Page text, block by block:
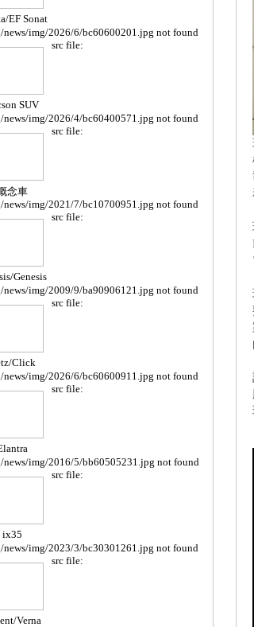
EF Sonat
a
news/img/2026/6/bc60600201.jpg not found
SUV
src file:
news/img/2026/4/bc60400571.jpg not found
念車
src file:
news/img/2021/7/bc10700951.jpg not found
Genesis
Cope
src file:
news/img/2009/9/ba90906121.jpg not found
Click
src file:
news/img/2026/6/bc60600911.jpg not found
src file:
news/img/2016/5/bb60505231.jpg not found
ix35
src file:
news/img/2023/3/bc30301261.jpg not found
Verna
src file: